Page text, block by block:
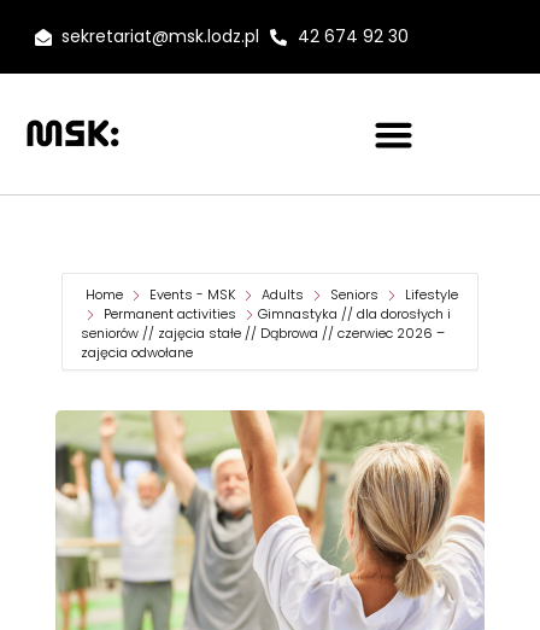
sekretariat@msk.lodz.pl 42 674 92 30
Home Events - MSK Adults Seniors
Lifestyle
Permanent activities
Gimnastyka // dla dorosłych i
seniorów // zajęcia stałe // Dąbrowa // czerwiec 2026 –
zajęcia odwołane